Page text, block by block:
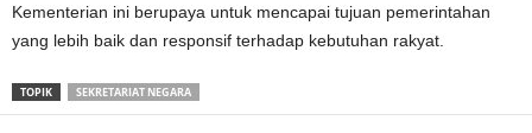
Kementerian ini berupaya untuk mencapai tujuan pemerintahan
yang lebih baik dan responsif terhadap kebutuhan rakyat.
TOPIK SEKRETARIAT NEGARA